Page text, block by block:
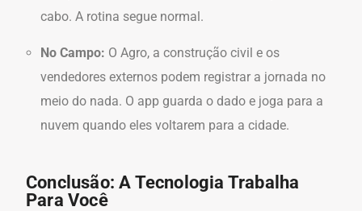
cabo. A rotina segue normal.
No Campo: O Agro, a construção civil e os
vendedores externos podem registrar a jornada no
meio do nada. O app guarda o dado e joga para a
nuvem quando eles voltarem para a cidade.
Conclusão: A Tecnologia Trabalha
Para Você